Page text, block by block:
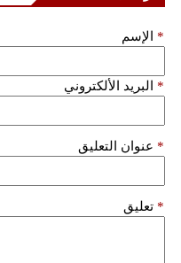
الإسم *
البريد الألكتروني *
عنوان التعليق *
تعليق *